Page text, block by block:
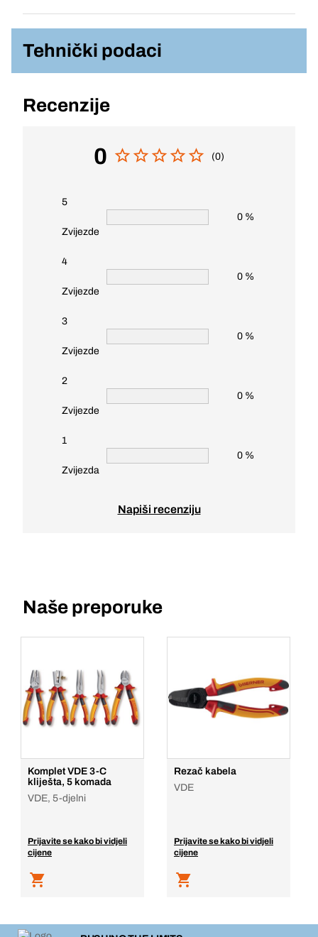
Tehnički podaci
Recenzije
0 (0)
5
Zvijezde
0 %
4
Zvijezde
0 %
3
Zvijezde
0 %
2
Zvijezde
0 %
1
Zvijezda
0 %
Napiši recenziju
Naše preporuke
Komplet VDE 3-C
kliješta, 5 komada
VDE, 5-djelni
Prijavite se kako bi vidjeli
cijene
Rezač kabela
VDE
Prijavite se kako bi vidjeli
cijene